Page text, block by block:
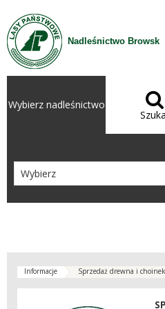
Przejdź do treści
Nadleśnictwo Browsk
Wybierz nadleśnictwo 
Informacje Sprzedaż drewna i choinek